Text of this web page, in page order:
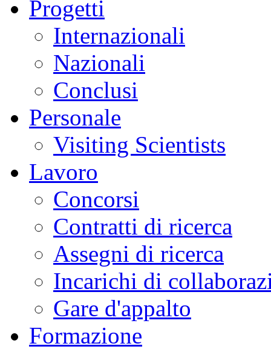
Progetti
Internazionali
Nazionali
Conclusi
Personale
Visiting Scientists
Lavoro
Concorsi
Contratti di ricerca
Assegni di ricerca
Incarichi di
Gare d'appalto
Formazione